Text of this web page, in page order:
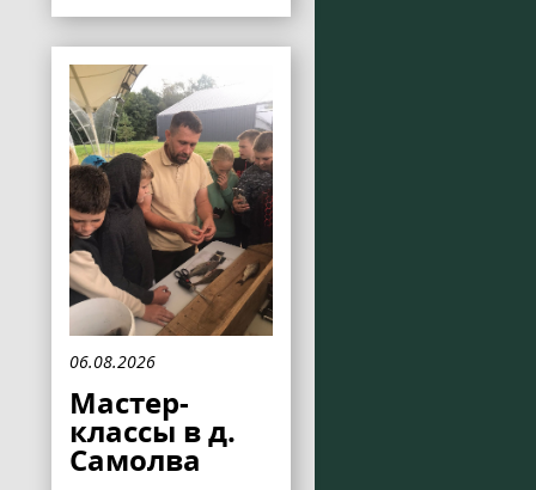
06.08.2026
Мастер-
классы в д.
Самолва